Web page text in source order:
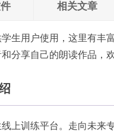
相关文章
学生用户使用，这里有丰
分享自己的朗读作品，
上训练平台。走向未来